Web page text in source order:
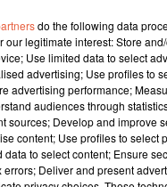
do the following data
our legitimate interest: Store
Use limited data to select
advertising; Use profiles to
advertising performance;
audiences through
sources; Develop and improve
content; Use profiles to select
data to select content; Ensure
errors; Deliver and present